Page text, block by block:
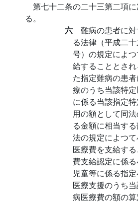
第七十二条の二十三第二項
る。
六 難病の患者に
る法律（平成二十
号）の規定によ
給することとさ
た指定難病の患
療のうち当該特
に係る当該指定
用の額として同
る金額に相当す
法の規定によつ
医療費を支給す
費支給認定に係
児童等に係る指
医療支援のうち
病医療費の額の